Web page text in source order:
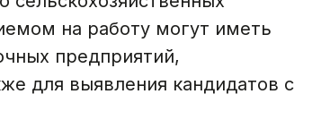
на работу могут иметь
предприятий,
для выявления кандидатов с